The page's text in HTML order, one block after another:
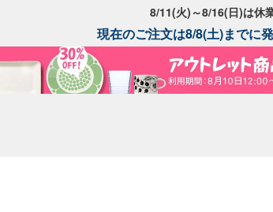
8/11(火)～8/16(日)は休
現在のご注文は8/8(土)までに